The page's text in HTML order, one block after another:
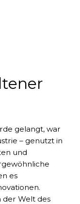
gelangt, war
– genutzt in
und
es
der Welt des